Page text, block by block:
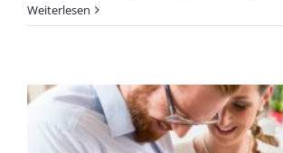
Weiterlesen